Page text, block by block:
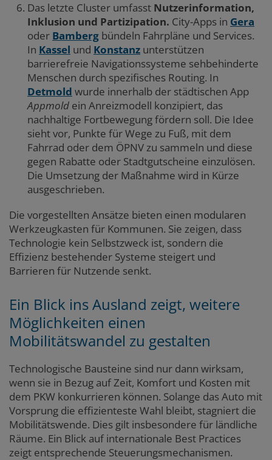
Das letzte Cluster umfasst Nutzerinformation,
Inklusion und Partizipation. City-Apps in Gera
oder Bamberg bündeln Fahrpläne und Services.
In Kassel und Konstanz unterstützen
barrierefreie Navigationssysteme sehbehinderte
Menschen durch spezifisches Routing. In
Detmold wurde innerhalb der städtischen App
Appmold ein Anreizmodell konzipiert, das
nachhaltige Fortbewegung fördern soll. Die Idee
sieht vor, Punkte für Wege zu Fuß, mit dem
Fahrrad oder dem ÖPNV zu sammeln und diese
gegen Rabatte oder Stadtgutscheine einzulösen.
Die Umsetzung der Maßnahme wird in Kürze
ausgeschrieben.
Die vorgestellten Ansätze bieten einen modularen
Werkzeugkasten für Kommunen. Sie zeigen, dass
Technologie kein Selbstzweck ist, sondern die
Effizienz bestehender Systeme steigert und
Barrieren für Nutzende senkt.
Ein Blick ins Ausland zeigt, weitere
Möglichkeiten einen
Mobilitätswandel zu gestalten
Technologische Bausteine sind nur dann wirksam,
wenn sie in Bezug auf Zeit, Komfort und Kosten mit
dem PKW konkurrieren können. Solange das Auto mit
Vorsprung die effizienteste Wahl bleibt, stagniert die
Mobilitätswende. Dies gilt insbesondere für ländliche
Räume. Ein Blick auf internationale Best Practices
zeigt entsprechende Steuerungsmechanismen.